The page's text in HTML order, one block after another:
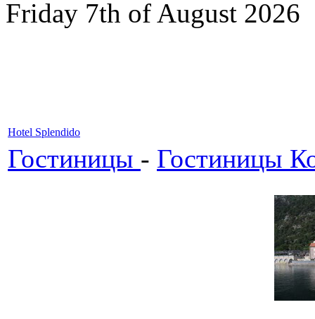
Friday 7th of August 2026
Hotel Splendido
Гостиницы - Гостиницы